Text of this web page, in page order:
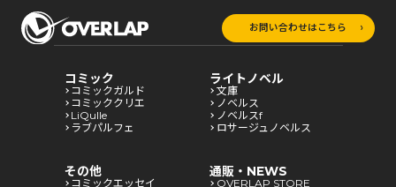
お問い合わせはこちら
コミック
コミックガルド
コミッククリエ
LiQulle
ラブパルフェ
ライトノベル
文庫
ノベルス
ノベルスf
ロサージュノベルス
その他
コミックエッセイ
通販・NEWS
OVERLAP STORE